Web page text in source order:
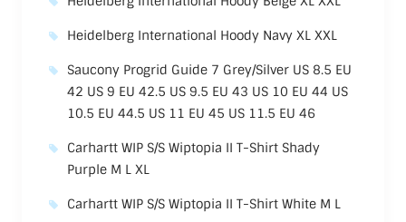
Heidelberg International Hoody Navy XL XXL
Saucony Progrid Guide 7 Grey/Silver US 8.5 EU
42 US 9 EU 42.5 US 9.5 EU 43 US 10 EU 44 US
10.5 EU 44.5 US 11 EU 45 US 11.5 EU 46
Carhartt WIP S/S Wiptopia II T-Shirt Shady
Purple M L XL
Carhartt WIP S/S Wiptopia II T-Shirt White M L